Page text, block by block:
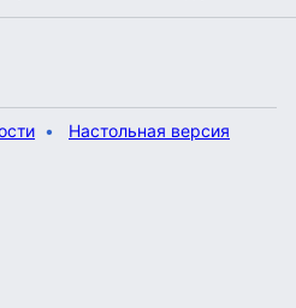
Настольная версия